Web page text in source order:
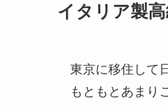
イタリア製
東京に移住して
もともとあまり